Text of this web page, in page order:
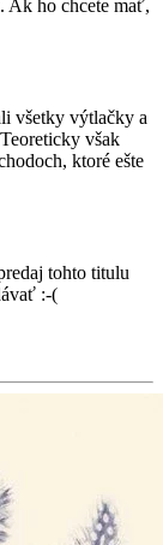
Ak ho chcete mať,
všetky výtlačky a
však
ktoré ešte
tohto titulu
:-(